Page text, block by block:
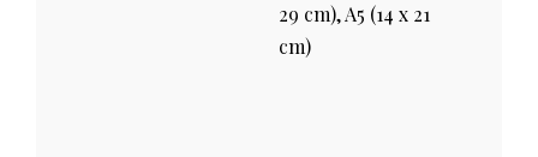
29 cm), A5 (14 x 21
cm)